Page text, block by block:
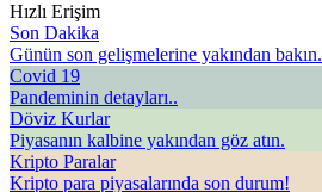
Hızlı Erişim
Son Dakika
Günün son gelişmelerine yakından bakın.
Covid 19
Pandeminin detayları..
Döviz Kurlar
Piyasanın kalbine yakından göz atın.
Kripto Paralar
Kripto para piyasalarında son durum!